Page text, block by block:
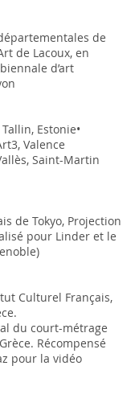
de
de Lacoux, en
d’art
Estonie•
Valence
Saint-Martin
de Tokyo, Projection
pour Linder et le
Culturel Français,
du court-métrage
Récompensé
pour la vidéo